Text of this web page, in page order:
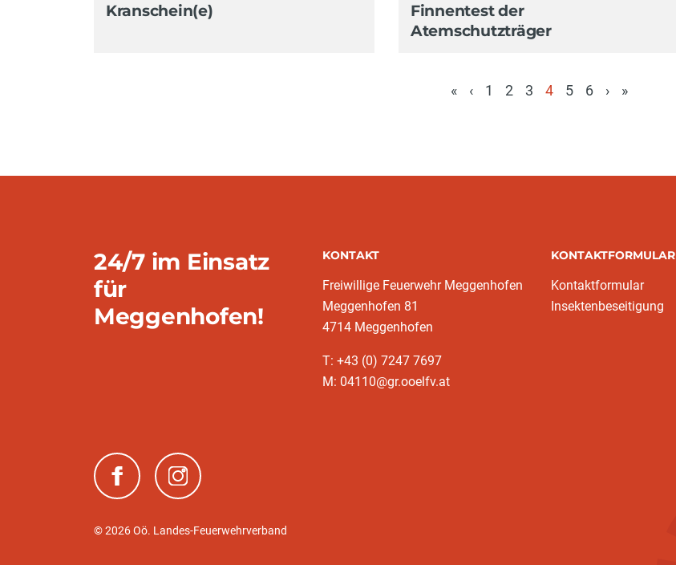
Kranschein(e)
Finnentest der
Atemschutzträger
« ‹ 1 2 3
4
5 6 › »
24/7 im Einsatz
für
Meggenhofen!
KONTAKT
Freiwillige Feuerwehr Meggenhofen
Meggenhofen 81
4714 Meggenhofen
T: +43 (0) 7247 7697
M: 04110@gr.ooelfv.at
KONTAKTFORMULAR
Kontaktformular
Insektenbeseitigung
(neues Fenster)(neues Fenster)
© 2026 Oö. Landes-Feuerwehrverband